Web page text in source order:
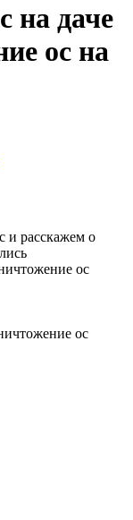
на даче
ос на
и расскажем о